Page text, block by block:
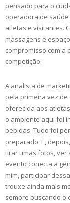
pensado para o
operadora de
atletas e visitantes.
massagens e
compromisso com a
competição.
A analista de
pela primeira vez
oferecida aos
o ambiente aqui foi
bebidas. Tudo foi
preparado. E,
tirar umas fotos, ver
evento conecta a
mim, participar
trouxe ainda mais
sempre buscando o